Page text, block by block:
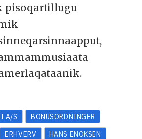
A/S
BONUSORDNINGER
ERHVERV
HANS ENOKSEN